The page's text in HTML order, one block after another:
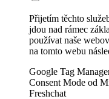
Přijetím těchto
jdou nad rámec
používat naše
na tomto webu
Google Tag
Consent Mode od
Freshchat